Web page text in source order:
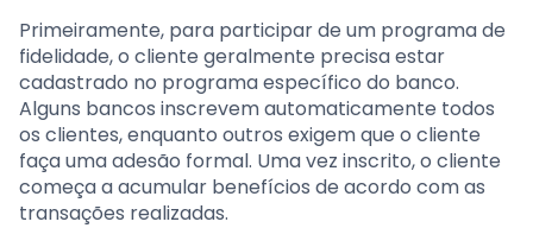
Primeiramente, para participar de um programa de
fidelidade, o cliente geralmente precisa estar
cadastrado no programa específico do banco.
Alguns bancos inscrevem automaticamente todos
os clientes, enquanto outros exigem que o cliente
faça uma adesão formal. Uma vez inscrito, o cliente
começa a acumular benefícios de acordo com as
transações realizadas.